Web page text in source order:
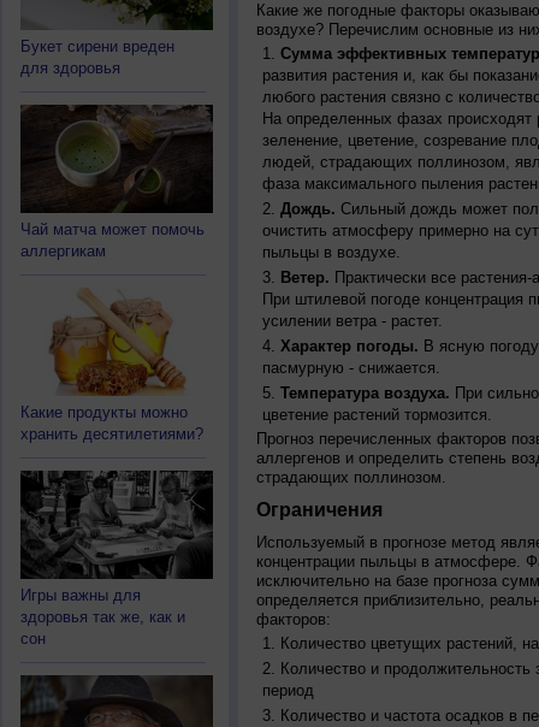
Букет сирени вреден
для здоровья
Чай матча может помочь
аллергикам
Какие продукты можно
хранить десятилетиями?
Игры важны для
здоровья так же, как и
сон
Какие же погодные факторы
воздухе? Перечислим основные из
Сумма эффективных
развития растения и, как бы
любого растения связно с
На определенных фазах происходят
зеленение, цветение, созревание
людей, страдающих поллинозом,
фаза максимального пыления
Дождь. Сильный дождь может
очистить атмосферу примерно на
пыльцы в воздухе.
Ветер. Практически все
При штилевой погоде
усилении ветра - растет.
Характер погоды. В ясную
пасмурную - снижается.
Температура воздуха. При
цветение растений тормозится.
Прогноз перечисленных факторов
аллергенов и определить степень
страдающих поллинозом.
Ограничения
Используемый в прогнозе метод
концентрации пыльцы в атмосфере.
исключительно на базе прогноза
определяется приблизительно,
факторов:
Количество цветущих растений,
Количество и продолжительность
период
Количество и частота осадков в